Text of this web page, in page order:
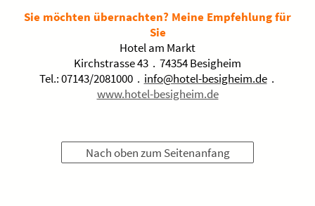
Sie möchten übernachten? Meine Empfehlung für
Sie
Hotel am Markt
Kirchstrasse 43 . 74354 Besigheim
Tel.: 07143/2081000 . info@hotel-besigheim.de.
www.hotel-besigheim.de
Nach oben zum Seitenanfang